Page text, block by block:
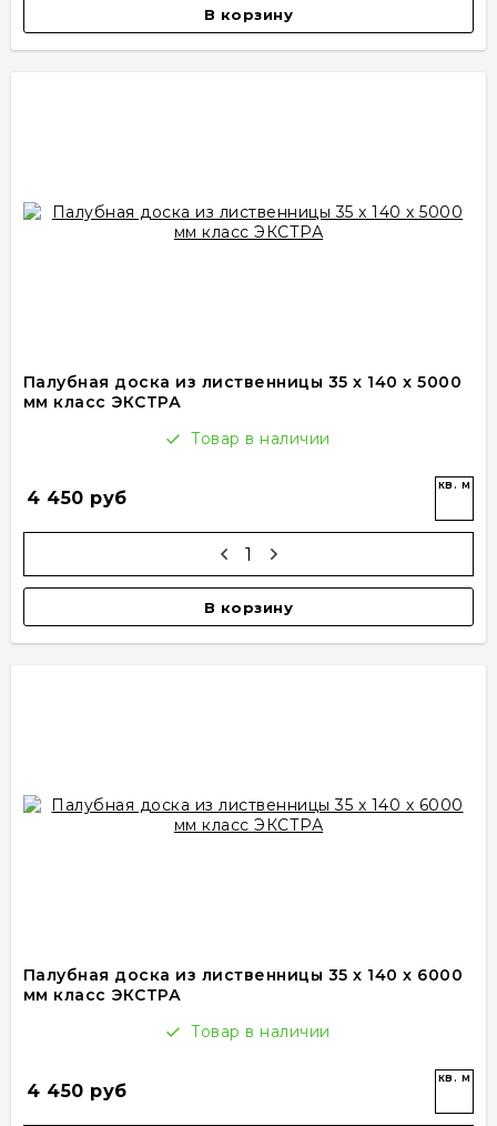
В корзину
Палубная доска из лиственницы 35 x 140 x 5000
мм класс ЭКСТРА
Товар в наличии
4 450 руб
кв. м
В корзину
Палубная доска из лиственницы 35 x 140 x 6000
мм класс ЭКСТРА
Товар в наличии
4 450 руб
кв. м